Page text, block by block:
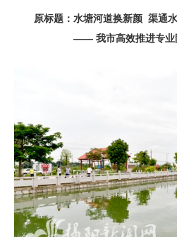
原标题：水塘河道换新颜 渠通水
—— 我市高效推进专业